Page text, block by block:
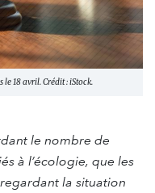
le 18 avril. Crédit : iStock.
le nombre de
à l’écologie, que les
la situation